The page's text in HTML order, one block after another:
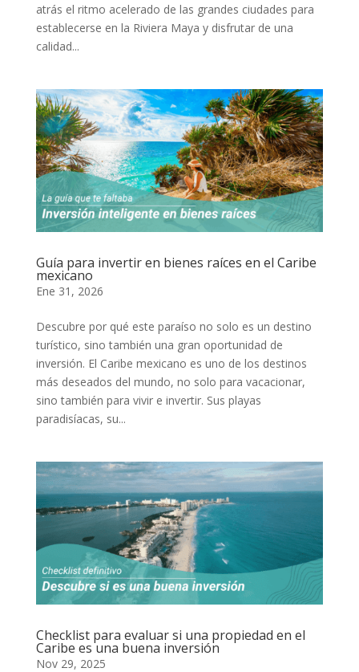
atrás el ritmo acelerado de las grandes ciudades para
establecerse en la Riviera Maya y disfrutar de una
calidad...
Guía para invertir en bienes raíces en el Caribe
mexicano
Ene 31, 2026
Descubre por qué este paraíso no solo es un destino
turístico, sino también una gran oportunidad de
inversión. El Caribe mexicano es uno de los destinos
más deseados del mundo, no solo para vacacionar,
sino también para vivir e invertir. Sus playas
paradisíacas, su...
Checklist para evaluar si una propiedad en el
Caribe es una buena inversión
Nov 29, 2025